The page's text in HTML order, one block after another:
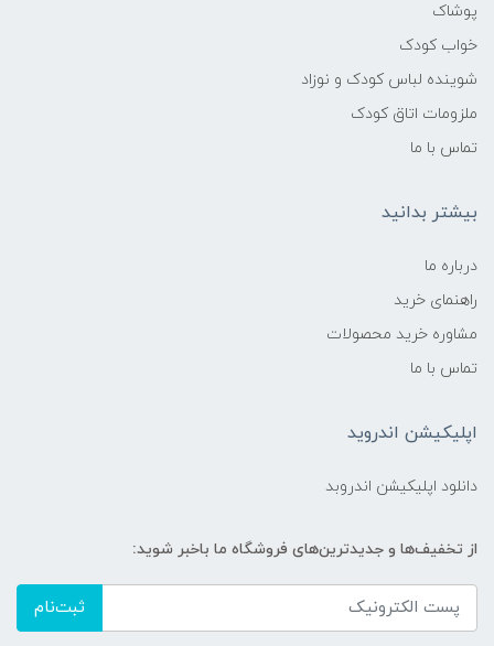
حفظ لطافت:
کف‌آوری:
قابل شستشو آسان
حساسیت
حمل و نگهداری:
مقاوم در برابر فشار، مناسب برای نگهداری در
جنس بطری:
پوشاک
خواب کودک
شوینده لباس کودک و نوزاد
ملزومات اتاق کودک
تماس با ما
بیشتر بدانید
درباره ما
راهنمای خرید
مشاوره خرید محصولات
تماس با ما
اپلیکیشن اندروید
دانلود اپلیکیشن اندروبد
از تخفیف‌ها و جدیدترین‌های فروشگاه ما باخبر شوید:
ثبت‌نام